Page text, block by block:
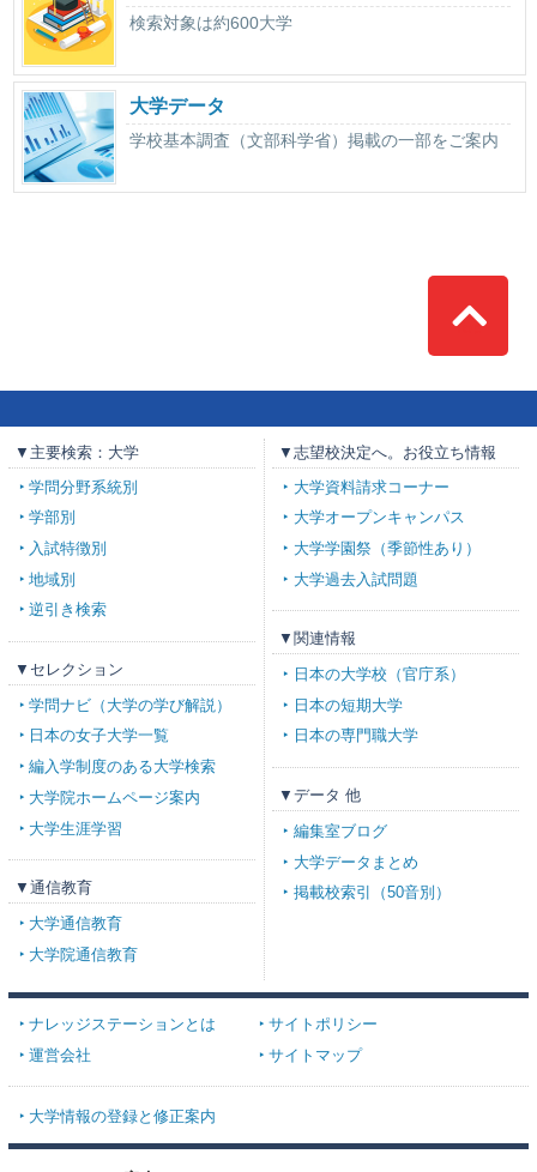
検索対象は約600大学
大学データ
学校基本調査（文部科学省）掲載の一部をご案内
Top
▼主要検索：大学
学問分野系統別
学部別
入試特徴別
地域別
逆引き検索
▼セレクション
学問ナビ（大学の学び解説）
日本の女子大学一覧
編入学制度のある大学検索
大学院ホームページ案内
大学生涯学習
▼通信教育
大学通信教育
大学院通信教育
▼志望校決定へ。お役立ち情報
大学資料請求コーナー
大学オープンキャンパス
大学学園祭（季節性あり）
大学過去入試問題
▼関連情報
日本の大学校（官庁系）
日本の短期大学
日本の専門職大学
▼データ 他
編集室ブログ
大学データまとめ
掲載校索引（50音別）
ナレッジステーションとは
サイトポリシー
運営会社
サイトマップ
大学情報の登録と修正案内